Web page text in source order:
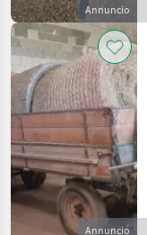
Annuncio
Annuncio